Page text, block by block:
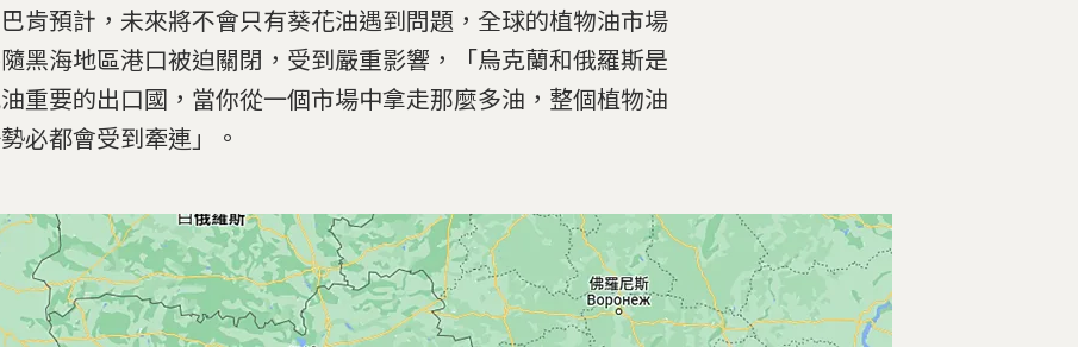
肯預計，未來將不會只有葵花油遇到問題，全球的植物油市場
黑海地區港口被迫關閉，受到嚴重影響，「烏克蘭和俄羅斯是
重要的出口國，當你從一個市場中拿走那麼多油，整個植物油
必都會受到牽連」。